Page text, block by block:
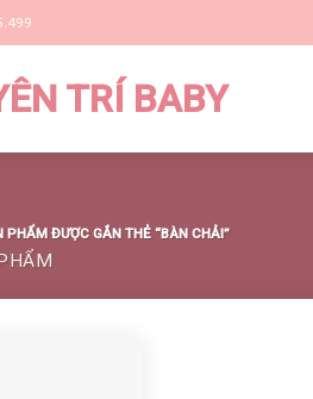
PHẨM ĐƯỢC GẮN THẺ “BÀN CHẢI”